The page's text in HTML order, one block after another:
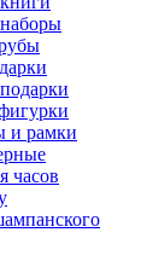
и рамки
часов